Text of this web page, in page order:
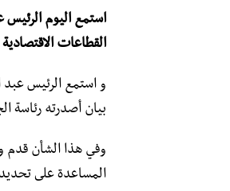
استمع اليوم
القطاعات
و استمع الرئيس
بيان أصدرته رئاسة
وفي هذا الشأن قدم
المساعدة على تحديد